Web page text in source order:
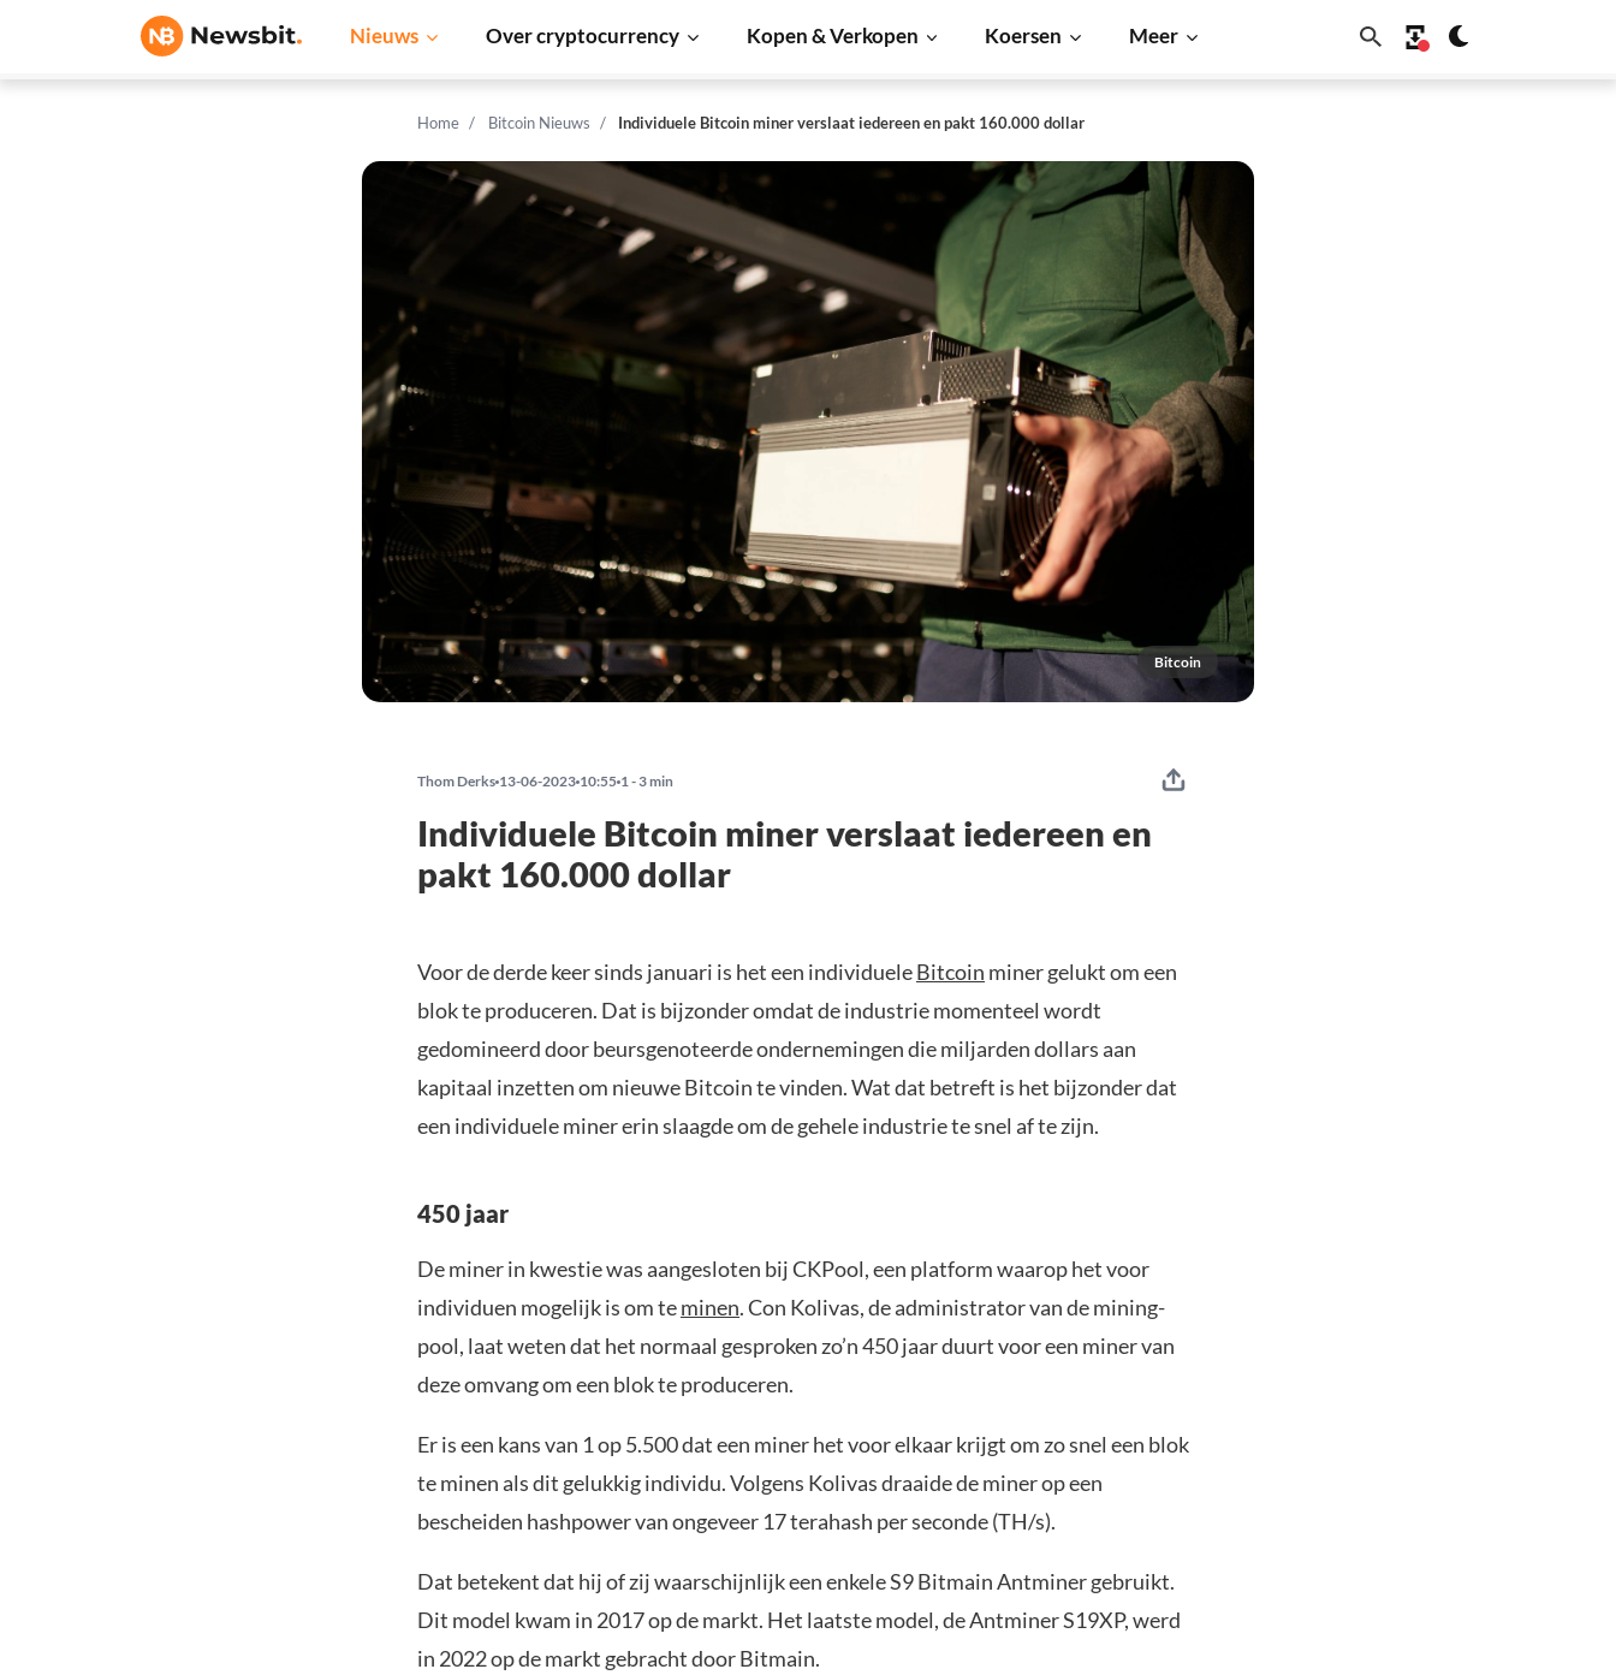
Nieuws Over cryptocurrency Kopen & Verkopen Koersen Meer
Home Bitcoin Nieuws Individuele Bitcoin miner verslaat iedereen en pakt 160.000 dollar
Bitcoin
Thom Derks 13-06-2023 10:55 1 - 3 min
Individuele Bitcoin miner verslaat iedereen en
pakt 160.000 dollar
Voor de derde keer sinds januari is het een individueleBitcoin miner gelukt om een
blok te produceren. Dat is bijzonder omdat de industrie momenteel wordt
gedomineerd door beursgenoteerde ondernemingen die miljarden dollars aan
kapitaal inzetten om nieuwe Bitcoin te vinden. Wat dat betreft is het bijzonder dat
een individuele miner erin slaagde om de gehele industrie te snel af te zijn.
450 jaar
De miner in kwestie was aangesloten bij CKPool, een platform waarop het voor
individuen mogelijk is om teminen. Con Kolivas, de administrator van de mining-
pool, laat weten dat het normaal gesproken zo’n 450 jaar duurt voor een miner van
deze omvang om een blok te produceren.
Er is een kans van 1 op 5.500 dat een miner het voor elkaar krijgt om zo snel een blok
te minen als dit gelukkig individu. Volgens Kolivas draaide de miner op een
bescheiden hashpower van ongeveer 17 terahash per seconde (TH/s).
Dat betekent dat hij of zij waarschijnlijk een enkele S9 Bitmain Antminer gebruikt.
Dit model kwam in 2017 op de markt. Het laatste model, de Antminer S19XP, werd
in 2022 op de markt gebracht door Bitmain.